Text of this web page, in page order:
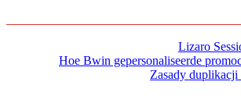
Lizaro
Hoe Bwin gepersonaliseerde
Zasady